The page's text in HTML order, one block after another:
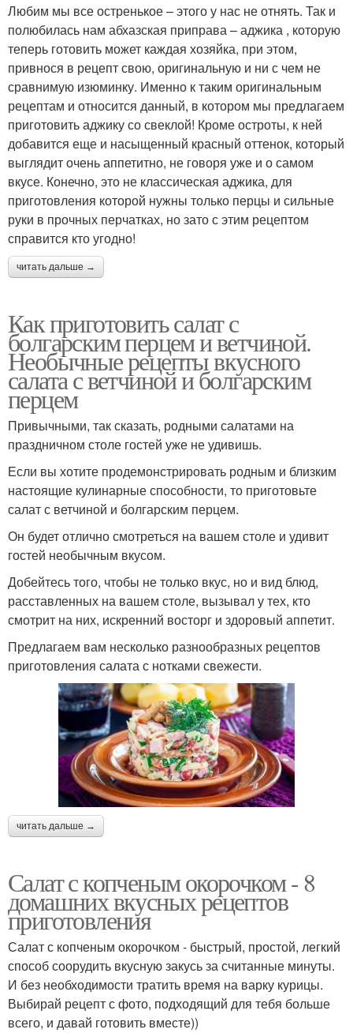
Любим мы все остренькое – этого у нас не отнять. Так и
полюбилась нам абхазская приправа – аджика , которую
теперь готовить может каждая хозяйка, при этом,
привнося в рецепт свою, оригинальную и ни с чем не
сравнимую изюминку. Именно к таким оригинальным
рецептам и относится данный, в котором мы предлагаем
приготовить аджику со свеклой! Кроме остроты, к ней
добавится еще и насыщенный красный оттенок, который
выглядит очень аппетитно, не говоря уже и о самом
вкусе. Конечно, это не классическая аджика, для
приготовления которой нужны только перцы и сильные
руки в прочных перчатках, но зато с этим рецептом
справится кто угодно!
читать дальше →
Как приготовить салат с
болгарским перцем и ветчиной.
Необычные рецепты вкусного
салата с ветчиной и болгарским
перцем
Привычными, так сказать, родными салатами на
праздничном столе гостей уже не удивишь.
Если вы хотите продемонстрировать родным и близким
настоящие кулинарные способности, то приготовьте
салат с ветчиной и болгарским перцем.
Он будет отлично смотреться на вашем столе и удивит
гостей необычным вкусом.
Добейтесь того, чтобы не только вкус, но и вид блюд,
расставленных на вашем столе, вызывал у тех, кто
смотрит на них, искренний восторг и здоровый аппетит.
Предлагаем вам несколько разнообразных рецептов
приготовления салата с нотками свежести.
читать дальше →
Салат с копченым окорочком - 8
домашних вкусных рецептов
приготовления
Салат с копченым окорочком - быстрый, простой, легкий
способ соорудить вкусную закусь за считанные минуты.
И без необходимости тратить время на варку курицы.
Выбирай рецепт с фото, подходящий для тебя больше
всего, и давай готовить вместе))